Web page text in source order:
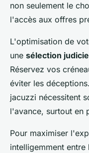
non seulement le
l'accès aux offres
L'optimisation de
une sélection
Réservez vos
éviter les
jacuzzi nécessitent
l'avance, surtout en
Pour maximiser
intelligemment entre